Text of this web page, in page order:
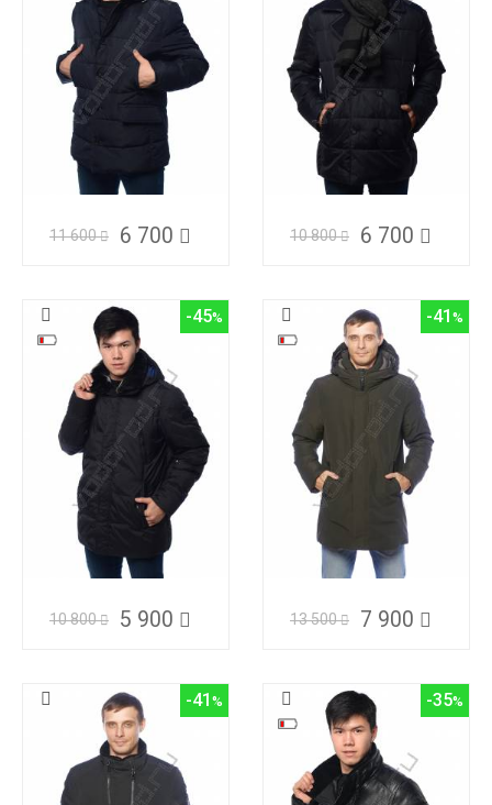
11 600 6 700 10 800 6 700
-45
10 800 5 900
-41
13 500 7 900
-41 -35